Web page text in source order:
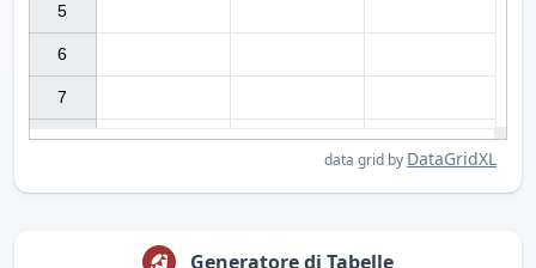
5
6
7
data grid by DataGridXL
Generatore di Tabelle